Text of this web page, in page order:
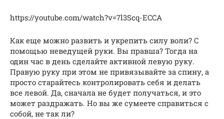
https://youtube.com/watch?v=7l3Scq-ECCA
Как еще можно развить и укрепить силу воли? С
помощью неведущей руки. Вы правша? Тогда на
один час в день сделайте активной левую руку.
Правую руку при этом не привязывайте за спину, а
просто старайтесь контролировать себя и делать
все левой. Да, сначала не будет получаться, и это
может раздражать. Но вы же сумеете справиться с
собой, не так ли?